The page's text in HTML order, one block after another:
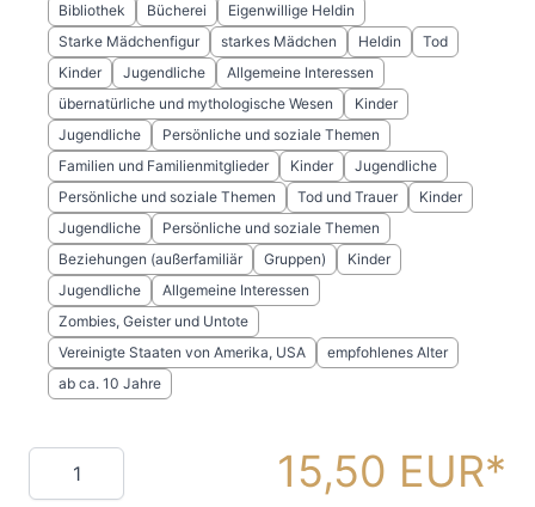
Bibliothek
Bücherei
Eigenwillige Heldin
Starke Mädchenfigur
starkes Mädchen Heldin
Tod
Kinder
Jugendliche
Allgemeine Interessen
übernatürliche und mythologische Wesen
Kinder
Jugendliche
Persönliche und soziale Themen
Familien und Familienmitglieder
Kinder
Jugendliche
Persönliche und soziale Themen
Tod und Trauer
Kinder
Jugendliche
Persönliche und soziale Themen
Beziehungen (außerfamiliär
Gruppen)
Kinder
Jugendliche
Allgemeine Interessen
Zombies, Geister und Untote
Vereinigte Staaten von Amerika, USA
empfohlenes Alter
ab ca. 10 Jahre
Menge 15,50 EUR